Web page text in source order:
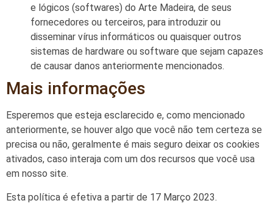
e lógicos (softwares) do Arte Madeira, de seus
fornecedores ou terceiros, para introduzir ou
disseminar vírus informáticos ou quaisquer outros
sistemas de hardware ou software que sejam capazes
de causar danos anteriormente mencionados.
Mais informações
Esperemos que esteja esclarecido e, como mencionado
anteriormente, se houver algo que você não tem certeza se
precisa ou não, geralmente é mais seguro deixar os cookies
ativados, caso interaja com um dos recursos que você usa
em nosso site.
Esta política é efetiva a partir de 17 Março 2023.